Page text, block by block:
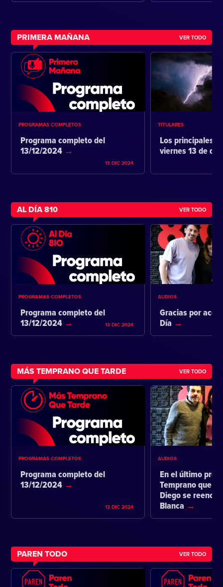
PRIMERA MAÑANA VER TODO
PROGRAMAS COMPLETOS
Programa completo del
13/12/2024
13 DIC 2024
TITULARES
Los principales
viernes 13 de
AL DÍA 810 VER TODO
PROGRAMAS COMPLETOS
Programa completo del
13/12/2024
13 DIC 2024
AUDIOS
Gracias por
Día
MÁS TEMPRANO QUE TARDE VER TODO
PROGRAMAS COMPLETOS
Programa completo del
13/12/2024
13 DIC 2024
AUDIOS
En el último
Temprano que
Diego se
Blanca
PAREN TODO VER TODO